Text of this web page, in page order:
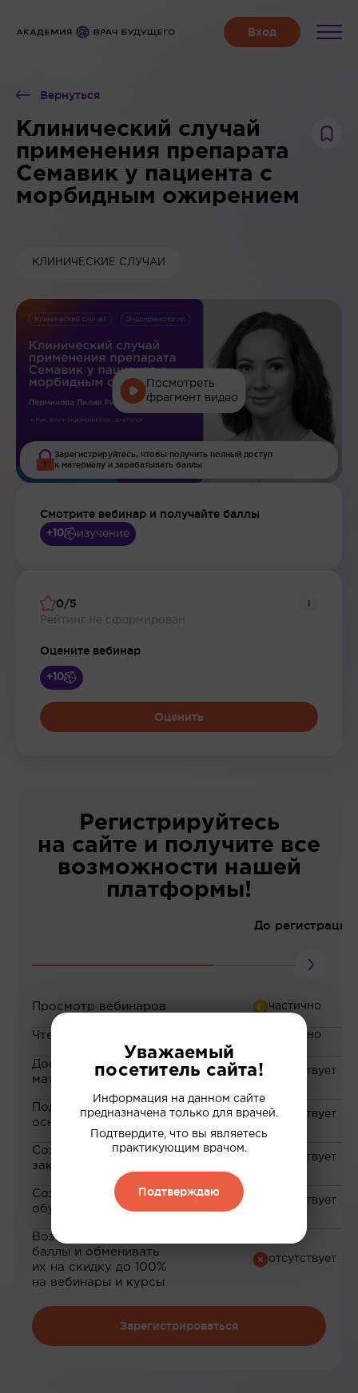
Вернуться
Клинический случай
применения препарата
Семавик у пациента с
морбидным ожирением
КЛИНИЧЕСКИЕ СЛУЧАИ
Посмотреть
фрагмент видео
Зарегистрируйтесь, чтобы получить полный доступ
к материалу и зарабатывать баллы
Смотрите вебинар и получайте баллы
+10 изучение
0/5
Рейтинг не сформирован
i
Оцените вебинар
+10
Оценить
Регистрируйтесь
на сайте и получите все
возможности нашей
платформы!
До регистрации
Просмотр вебинаров
Чтение статей
Доступ к закрытым
материалам
Подборка материалов на
основе ваших интересов
Сохранение материалов в
закладки
Сохранение прогресса по
обучению
Возможность зарабатывать
баллы и обменивать
их на скидку до 100%
на вебинары и курсы
Зарегистрироваться
Уважаемый
посетитель сайта!
Информация на данном сайте
предназначена только для врачей.
Подтвердите, что вы являетесь
практикующим врачом.
Подтверждаю